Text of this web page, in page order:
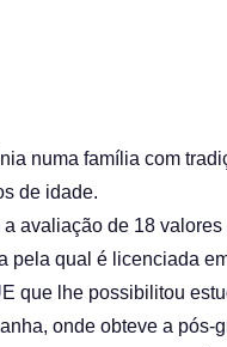
numa família com
de idade.
avaliação de 18 valores
pela qual é licenciada
que lhe possibilitou
onde obteve a pós-